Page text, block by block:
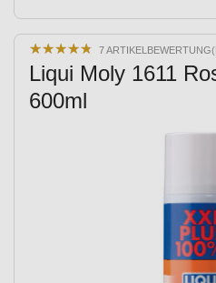
★★★★★
★★★★★ 7
Liqui Moly 1611
600ml